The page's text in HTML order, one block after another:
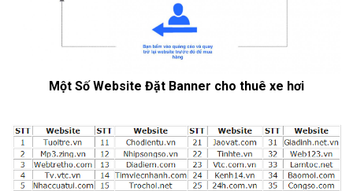
Một Số Website Đặt Banner cho thuê xe hơi